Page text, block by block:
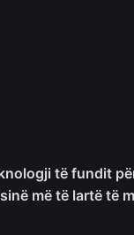
të fundit
më të lartë të